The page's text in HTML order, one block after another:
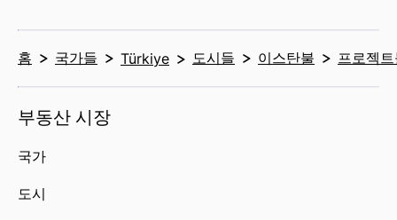
홈 국가들 Türkiye 도시들 이스탄불 프로젝
부동산 시장
국가
도시